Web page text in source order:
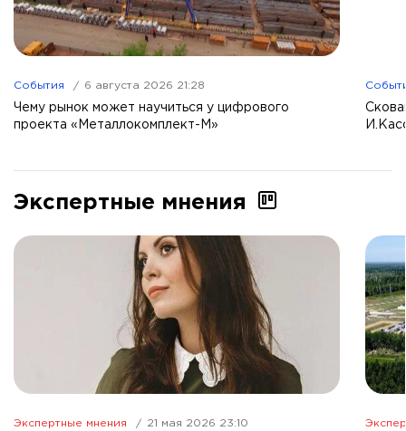
События 6 августа 2026 21:28
Чему рынок может научиться у цифрового
проекта «Металлокомплект-М»
Экспертные мнения
Экспертные мнения 21 мая 2026 23:10